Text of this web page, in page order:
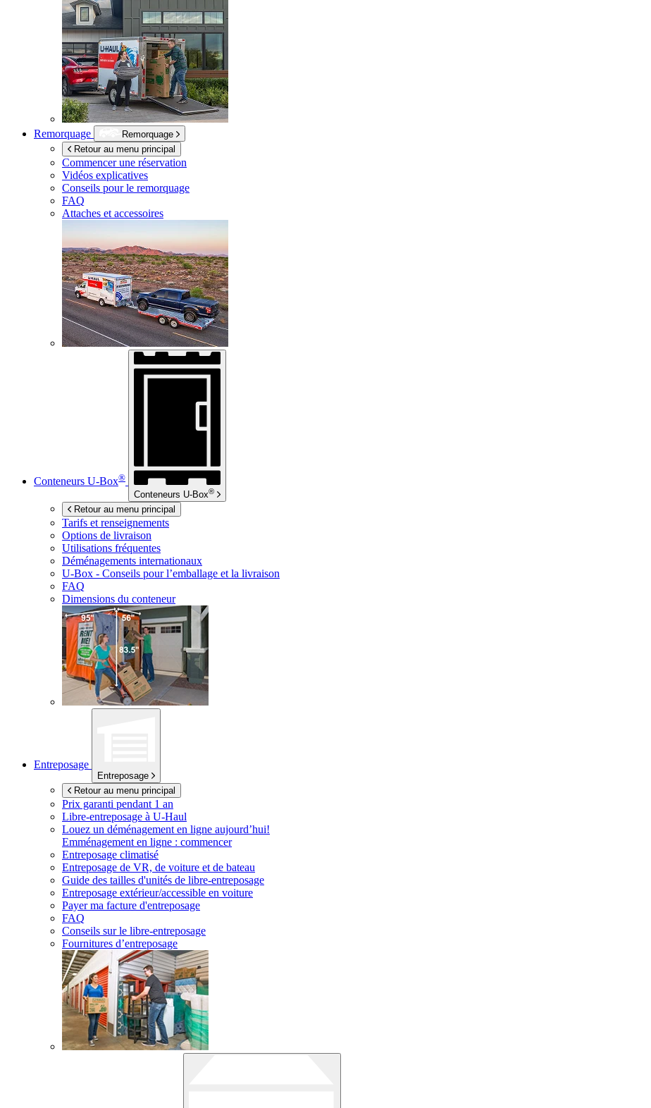
Remorquage
Remorquage
Retour au menu principal
Commencer une réservation
Vidéos explicatives
Conseils pour le remorquage
FAQ
Attaches et accessoires
Conteneurs U-Box®
Conteneurs U-Box®
Retour au menu principal
Tarifs et renseignements
Options de livraison
Utilisations fréquentes
Déménagements internationaux
U-Box - Conseils pour l’emballage et la livraison
FAQ
Dimensions du conteneur
Entreposage
Entreposage
Retour au menu principal
Prix garanti pendant 1 an
Libre-entreposage à U-Haul
Louez un déménagement en ligne aujourd’hui!
Emménagement en ligne : commencer
Entreposage climatisé
Entreposage de VR, de voiture et de bateau
Guide des tailles d'unités de libre-entreposage
Entreposage extérieur/accessible en voiture
Payer ma facture d'entreposage
FAQ
Conseils sur le libre-entreposage
Fournitures d’entreposage